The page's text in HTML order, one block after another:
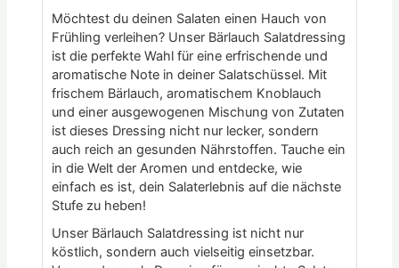
Möchtest du deinen Salaten einen Hauch von
Frühling verleihen? Unser Bärlauch Salatdressing
ist die perfekte Wahl für eine erfrischende und
aromatische Note in deiner Salatschüssel. Mit
frischem Bärlauch, aromatischem Knoblauch
und einer ausgewogenen Mischung von Zutaten
ist dieses Dressing nicht nur lecker, sondern
auch reich an gesunden Nährstoffen. Tauche ein
in die Welt der Aromen und entdecke, wie
einfach es ist, dein Salaterlebnis auf die nächste
Stufe zu heben!
Unser Bärlauch Salatdressing ist nicht nur
köstlich, sondern auch vielseitig einsetzbar.